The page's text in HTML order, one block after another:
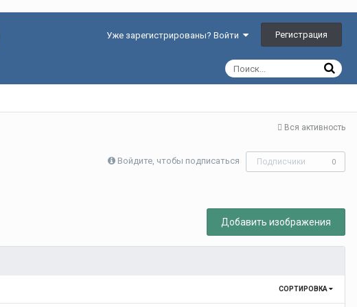
Уже зарегистрированы? Войти Регистрация
Вся активность
Войдите, чтобы подписаться Подписчики 0
Добавить изображения
СОРТИРОВКА